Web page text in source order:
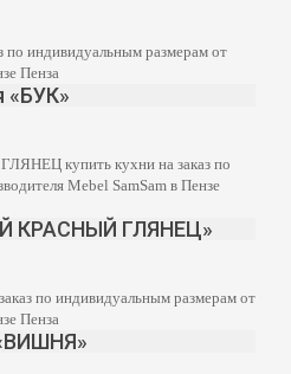
«БУК»
КРАСНЫЙ ГЛЯНЕЦ»